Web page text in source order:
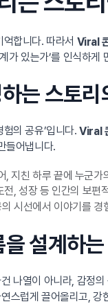
합니다. 따라서 Viral
가 있는가’를 인식하
는 스토리
험의 공유’입니다.Viral
들어냅니다.
, 지친 하루 끝에 누군가
, 성장 등 인간의 보편
시선에서 이야기를 경
설계하
나열이 아니라, 감정
스럽게 끌어올리고, 강